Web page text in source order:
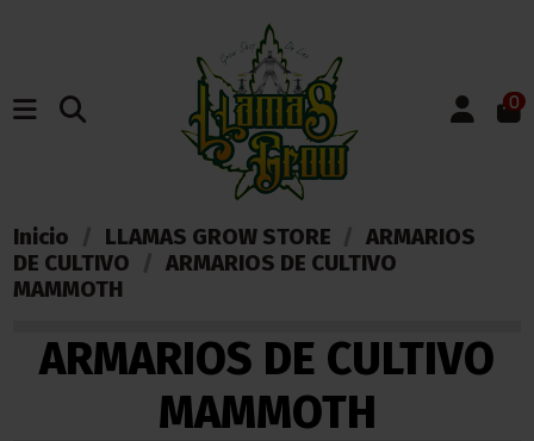
0
Inicio LLAMAS GROW STORE
ARMARIOS
DE CULTIVO
ARMARIOS DE CULTIVO
MAMMOTH
ARMARIOS DE CULTIVO
MAMMOTH